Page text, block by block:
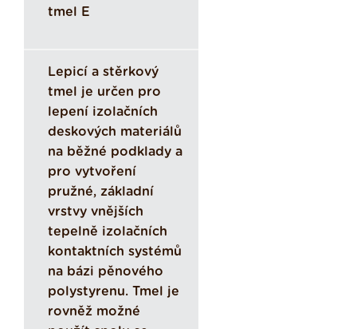
tmel E
Lepicí a stěrkový
tmel je určen pro
lepení izolačních
deskových materiálů
na běžné podklady a
pro vytvoření
pružné, základní
vrstvy vnějších
tepelně izolačních
kontaktních systémů
na bázi pěnového
polystyrenu. Tmel je
rovněž možné